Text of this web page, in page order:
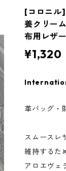
[コロニ
養クリー
布用レザ
¥1,320
革バッグ・
スムースレ
維持するた
アロエヴェ